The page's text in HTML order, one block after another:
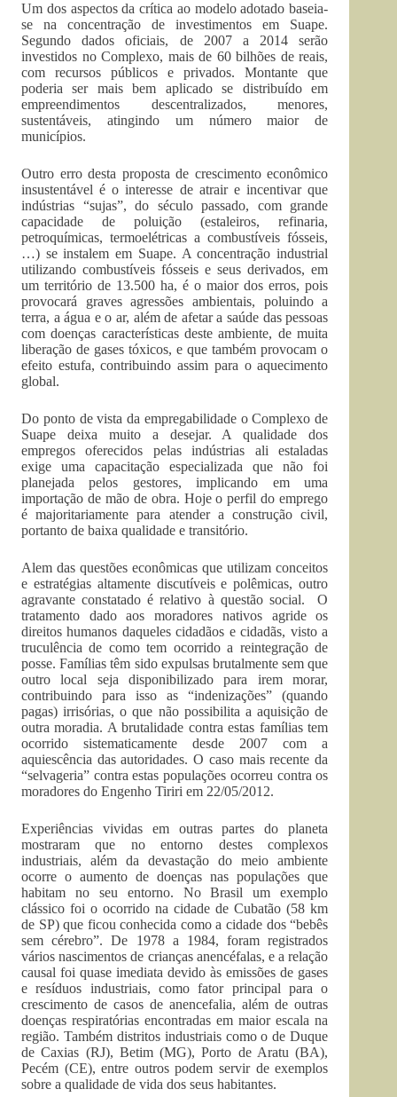
Um dos aspectos da crítica ao modelo adotado baseia-
se na concentração de investimentos em Suape.
Segundo dados oficiais, de 2007 a 2014 serão
investidos no Complexo, mais de 60 bilhões de reais,
com recursos públicos e privados. Montante que
poderia ser mais bem aplicado se distribuído em
empreendimentos descentralizados, menores,
sustentáveis, atingindo um número maior de
municípios.
Outro erro desta proposta de crescimento econômico
insustentável é o interesse de atrair e incentivar que
indústrias “sujas”, do século passado, com grande
capacidade de poluição (estaleiros, refinaria,
petroquímicas, termoelétricas a combustíveis fósseis,
…) se instalem em Suape. A concentração industrial
utilizando combustíveis fósseis e seus derivados, em
um território de 13.500 ha, é o maior dos erros, pois
provocará graves agressões ambientais, poluindo a
terra, a água e o ar, além de afetar a saúde das pessoas
com doenças características deste ambiente, de muita
liberação de gases tóxicos, e que também provocam o
efeito estufa, contribuindo assim para o aquecimento
global.
Do ponto de vista da empregabilidade o Complexo de
Suape deixa muito a desejar. A qualidade dos
empregos oferecidos pelas indústrias ali estaladas
exige uma capacitação especializada que não foi
planejada pelos gestores, implicando em uma
importação de mão de obra. Hoje o perfil do emprego
é majoritariamente para atender a construção civil,
portanto de baixa qualidade e transitório.
Alem das questões econômicas que utilizam conceitos
e estratégias altamente discutíveis e polêmicas, outro
agravante constatado é relativo à questão social. O
tratamento dado aos moradores nativos agride os
direitos humanos daqueles cidadãos e cidadãs, visto a
truculência de como tem ocorrido a reintegração de
posse. Famílias têm sido expulsas brutalmente sem que
outro local seja disponibilizado para irem morar,
contribuindo para isso as “indenizações” (quando
pagas) irrisórias, o que não possibilita a aquisição de
outra moradia. A brutalidade contra estas famílias tem
ocorrido sistematicamente desde 2007 com a
aquiescência das autoridades. O caso mais recente da
“selvageria” contra estas populações ocorreu contra os
moradores do Engenho Tiriri em 22/05/2012.
Experiências vividas em outras partes do planeta
mostraram que no entorno destes complexos
industriais, além da devastação do meio ambiente
ocorre o aumento de doenças nas populações que
habitam no seu entorno. No Brasil um exemplo
clássico foi o ocorrido na cidade de Cubatão (58 km
de SP) que ficou conhecida como a cidade dos “bebês
sem cérebro”. De 1978 a 1984, foram registrados
vários nascimentos de crianças anencéfalas, e a relação
causal foi quase imediata devido às emissões de gases
e resíduos industriais, como fator principal para o
crescimento de casos de anencefalia, além de outras
doenças respiratórias encontradas em maior escala na
região. Também distritos industriais como o de Duque
de Caxias (RJ), Betim (MG), Porto de Aratu (BA),
Pecém (CE), entre outros podem servir de exemplos
sobre a qualidade de vida dos seus habitantes.